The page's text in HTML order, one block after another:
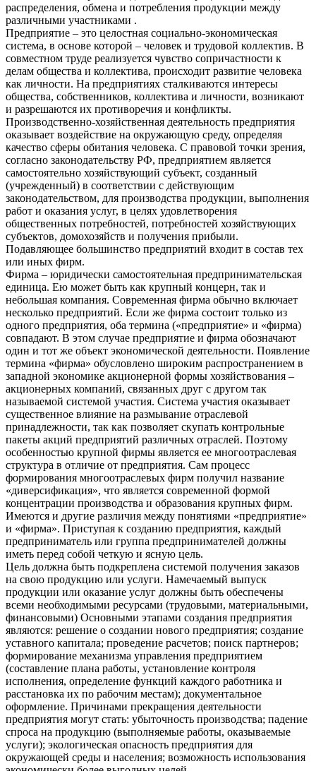
распределения, обмена и потребления продукции между
различными участниками .
Предприятие – это целостная социально-экономическая
система, в основе которой – человек и трудовой коллектив. В
совместном труде реализуется чувство сопричастности к
делам общества и коллектива, происходит развитие человека
как личности. На предприятиях сталкиваются интересы
общества, собственников, коллектива и личности, возникают
и разрешаются их противоречия и конфликты.
Производственно-хозяйственная деятельность предприятия
оказывает воздействие на окружающую среду, определяя
качество сферы обитания человека. С правовой точки зрения,
согласно законодательству РФ, предприятием является
самостоятельно хозяйствующий субъект, созданный
(учрежденный) в соответствии с действующим
законодательством, для производства продукции, выполнения
работ и оказания услуг, в целях удовлетворения
общественных потребностей, потребностей хозяйствующих
субъектов, домохозяйств и получения прибыли.
Подавляющее большинство предприятий входит в состав тех
или иных фирм.
Фирма – юридически самостоятельная предпринимательская
единица. Ею может быть как крупный концерн, так и
небольшая компания. Современная фирма обычно включает
несколько предприятий. Если же фирма состоит только из
одного предприятия, оба термина («предприятие» и «фирма)
совпадают. В этом случае предприятие и фирма обозначают
один и тот же объект экономической деятельности. Появление
термина «фирма» обусловлено широким распространением в
западной экономике акционерной формы хозяйствования –
акционерных компаний, связанных друг с другом так
называемой системой участия. Система участия оказывает
существенное влияние на размывание отраслевой
принадлежности, так как позволяет скупать контрольные
пакеты акций предприятий различных отраслей. Поэтому
особенностью крупной фирмы является ее многоотраслевая
структура в отличие от предприятия. Сам процесс
формирования многоотраслевых фирм получил название
«диверсификация», что является современной формой
концентрации производства и образования крупных фирм.
Имеются и другие различия между понятиями «предприятие»
и «фирма». Приступая к созданию предприятия, каждый
предприниматель или группа предпринимателей должны
иметь перед собой четкую и ясную цель.
Цель должна быть подкреплена системой получения заказов
на свою продукцию или услуги. Намечаемый выпуск
продукции или оказание услуг должны быть обеспечены
всеми необходимыми ресурсами (трудовыми, материальными,
финансовыми) Основными этапами создания предприятия
являются: решение о создании нового предприятия; создание
уставного капитала; проведение расчетов; поиск партнеров;
формирование механизма управления предприятием
(составление плана работы, установление контроля
исполнения, определение функций каждого работника и
расстановка их по рабочим местам); документальное
оформление. Причинами прекращения деятельности
предприятия могут стать: убыточность производства; падение
спроса на продукцию (выполняемые работы, оказываемые
услуги); экологическая опасность предприятия для
окружающей среды и населения; возможность использования